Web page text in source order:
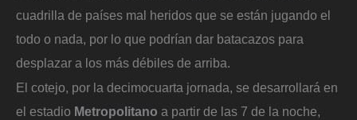
cuadrilla de países mal heridos que se están jugando el
todo o nada, por lo que podrían dar batacazos para
desplazar a los más débiles de arriba.
El cotejo, por la decimocuarta jornada, se desarrollará en
el estadio Metropolitano a partir de las 7 de la noche,